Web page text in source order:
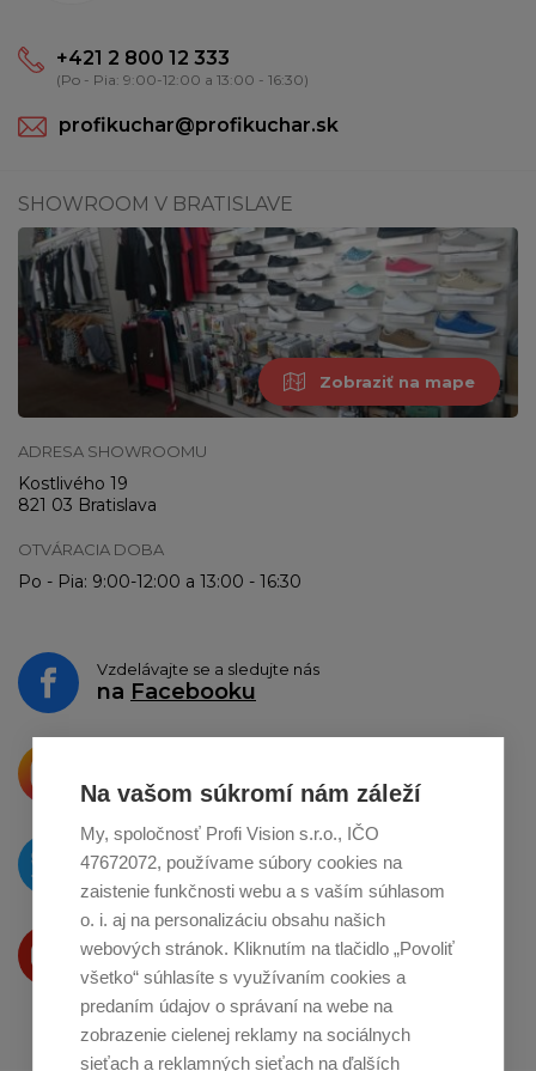
Na vašom súkromí nám záleží
My, spoločnosť Profi Vision s.r.o., IČO
47672072, používame súbory cookies na
zaistenie funkčnosti webu a s vaším súhlasom
o. i. aj na personalizáciu obsahu našich
webových stránok. Kliknutím na tlačidlo „Povoliť
všetko“ súhlasíte s využívaním cookies a
predaním údajov o správaní na webe na
zobrazenie cielenej reklamy na sociálnych
sieťach a reklamných sieťach na ďalších
+421 2 800 12 333
(Po - Pia: 9:00-12:00 a 13:00 - 16:30)
profikuchar@profikuchar.sk
SHOWROOM V BRATISLAVE
Zobraziť na mape
ADRESA SHOWROOMU
Kostlivého 19
821 03 Bratislava
OTVÁRACIA DOBA
Po - Pia: 9:00-12:00 a 13:00 - 16:30
Vzdelávajte se a sledujte nás
na Facebooku
o zdieľanie naInstagrame
O novinkách píšeme
naTwitteri
Produkty Vám predstavujeme
na Youtube